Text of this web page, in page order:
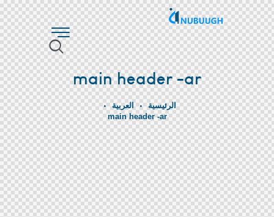
main header -ar
الرئيسية
العربية
main header -ar